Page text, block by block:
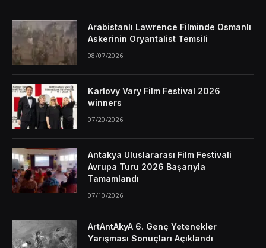
Arabistanlı Lawrence Filminde Osmanlı
Askerinin Oryantalist Temsili
08/07/2026
Karlovy Vary Film Festival 2026
winners
07/20/2026
Antakya Uluslararası Film Festivali
Avrupa Turu 2026 Başarıyla
Tamamlandı
07/10/2026
ArtAntAkyA 6. Genç Yetenekler
Yarışması Sonuçları Açıklandı